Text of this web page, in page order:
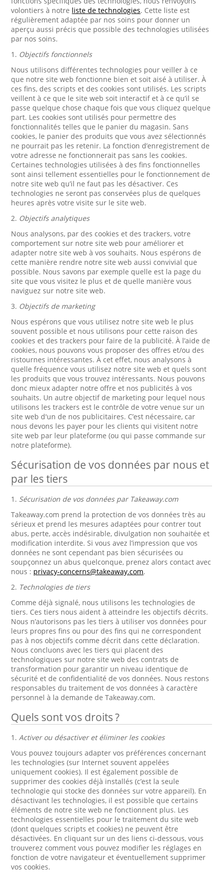
volontiers à notre liste de technologies. Cette liste est
régulièrement adaptée par nos soins pour donner un
aperçu aussi précis que possible des technologies utilisées
par nos soins.
1. Objectifs fonctionnels
Nous utilisons différentes technologies pour veiller à ce
que notre site web fonctionne bien et soit aisé à utiliser. À
ces fins, des scripts et des cookies sont utilisés. Les scripts
veillent à ce que le site web soit interactif et à ce qu’il se
passe quelque chose chaque fois que vous cliquez quelque
part. Les cookies sont utilisés pour permettre des
fonctionnalités telles que le panier du magasin. Sans
cookies, le panier des produits que vous avez sélectionnés
ne pourrait pas les retenir. La fonction d’enregistrement de
votre adresse ne fonctionnerait pas sans les cookies.
Certaines technologies utilisées à des fins fonctionnelles
sont ainsi tellement essentielles pour le fonctionnement de
notre site web qu’il ne faut pas les désactiver. Ces
technologies ne seront pas conservées plus de quelques
heures après votre visite sur le site web.
2. Objectifs analytiques
Nous analysons, par des cookies et des trackers, votre
comportement sur notre site web pour améliorer et
adapter notre site web à vos souhaits. Nous espérons de
cette manière rendre notre site web aussi convivial que
possible. Nous savons par exemple quelle est la page du
site que vous visitez le plus et de quelle manière vous
naviguez sur notre site web.
3. Objectifs de marketing
Nous espérons que vous utilisez notre site web le plus
souvent possible et nous utilisons pour cette raison des
cookies et des trackers pour faire de la publicité. À l’aide de
cookies, nous pouvons vous proposer des offres et/ou des
ristournes intéressantes. À cet effet, nous analysons à
quelle fréquence vous utilisez notre site web et quels sont
les produits que vous trouvez intéressants. Nous pouvons
donc mieux adapter notre offre et nos publicités à vos
souhaits. Un autre objectif de marketing pour lequel nous
utilisons les trackers est le contrôle de votre venue sur un
site web d'un de nos publicitaires. C’est nécessaire, car
nous devons les payer pour les clients qui visitent notre
site web par leur plateforme (ou qui passe commande sur
notre plateforme).
Sécurisation de vos données par nous et
par les tiers
1. Sécurisation de vos données par Takeaway.com
Takeaway.com prend la protection de vos données très au
sérieux et prend les mesures adaptées pour contrer tout
abus, perte, accès indésirable, divulgation non souhaitée et
modification interdite. Si vous avez l’impression que vos
données ne sont cependant pas bien sécurisées ou
soupçonnez un abus quelconque, prenez alors contact avec
nous : privacy-concerns@takeaway.com.
2. Technologies de tiers
Comme déjà signalé, nous utilisons les technologies de
tiers. Ces tiers nous aident à atteindre les objectifs décrits.
Nous n’autorisons pas les tiers à utiliser vos données pour
leurs propres fins ou pour des fins qui ne correspondent
pas à nos objectifs comme décrit dans cette déclaration.
Nous concluons avec les tiers qui placent des
technologiques sur notre site web des contrats de
transformation pour garantir un niveau identique de
sécurité et de confidentialité de vos données. Nous restons
responsables du traitement de vos données à caractère
personnel à la demande de Takeaway.com.
Quels sont vos droits ?
1.Activer ou désactiver et éliminer les cookies
Vous pouvez toujours adapter vos préférences concernant
les technologies (sur Internet souvent appelées
uniquement cookies). Il est également possible de
supprimer des cookies déjà installés (c’est la seule
technologie qui stocke des données sur votre appareil). En
désactivant les technologies, il est possible que certains
éléments de notre site web ne fonctionnent plus. Les
technologies essentielles pour le traitement du site web
(dont quelques scripts et cookies) ne peuvent être
désactivées. En cliquant sur un des liens ci-dessous, vous
trouverez comment vous pouvez modifier les réglages en
fonction de votre navigateur et éventuellement supprimer
vos cookies.